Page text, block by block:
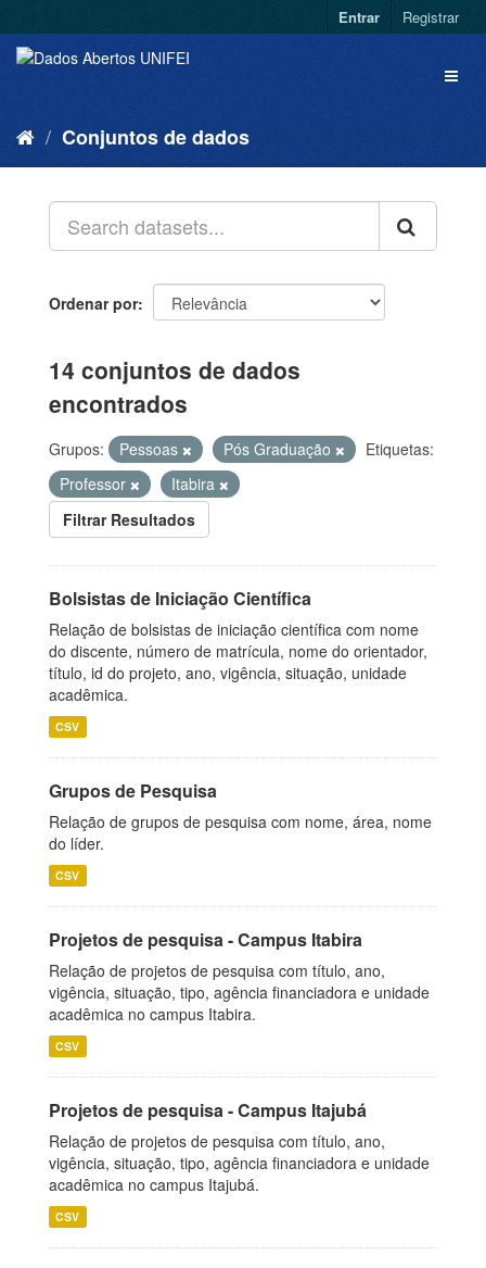
Entrar Registrar
Conjuntos de dados
Ordenar por
14 conjuntos de dados
encontrados
Grupos: Pessoas Pós Graduação
Etiquetas:
Professor
Itabira
Filtrar Resultados
Bolsistas de Iniciação Científica
Relação de bolsistas de iniciação científica com nome
do discente, número de matrícula, nome do orientador,
título, id do projeto, ano, vigência, situação, unidade
acadêmica.
CSV
Grupos de Pesquisa
Relação de grupos de pesquisa com nome, área, nome
do líder.
CSV
Projetos de pesquisa - Campus Itabira
Relação de projetos de pesquisa com título, ano,
vigência, situação, tipo, agência financiadora e unidade
acadêmica no campus Itabira.
CSV
Projetos de pesquisa - Campus Itajubá
Relação de projetos de pesquisa com título, ano,
vigência, situação, tipo, agência financiadora e unidade
acadêmica no campus Itajubá.
CSV